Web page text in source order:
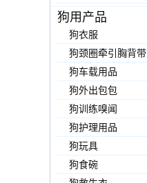
狗用产品
狗衣服
狗颈圈牵引胸背带
狗车载用品
狗外出包包
狗训练嗅闻
狗护理用品
狗玩具
狗食碗